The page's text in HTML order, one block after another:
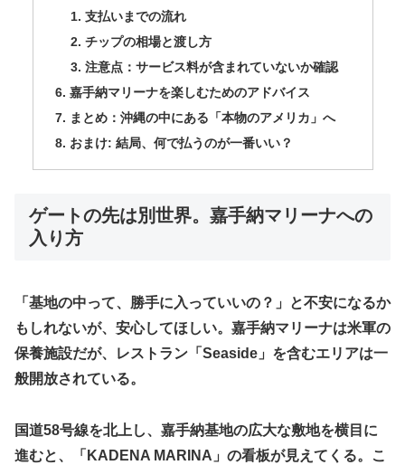
​支払いまでの流れ
​チップの相場と渡し方
注意点：サービス料が含まれていないか確認
​嘉手納マリーナを楽しむためのアドバイス
まとめ：沖縄の中にある「本物のアメリカ」へ
おまけ: ​結局、何で払うのが一番いい？
​ゲートの先は別世界。嘉手納マリーナへの
入り方
​「基地の中って、勝手に入っていいの？」と不安になるか
もしれないが、安心してほしい。嘉手納マリーナは米軍の
保養施設だが、レストラン「Seaside」を含むエリアは一
般開放されている。
国道58号線を北上し、嘉手納基地の広大な敷地を横目に
進むと、「KADENA MARINA」の看板が見えてくる。こ